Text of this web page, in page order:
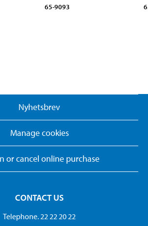
65-9093
Nyhetsbrev
Manage cookies
or cancel online purchase
CONTACT US
Telephone. 22 22 20 22